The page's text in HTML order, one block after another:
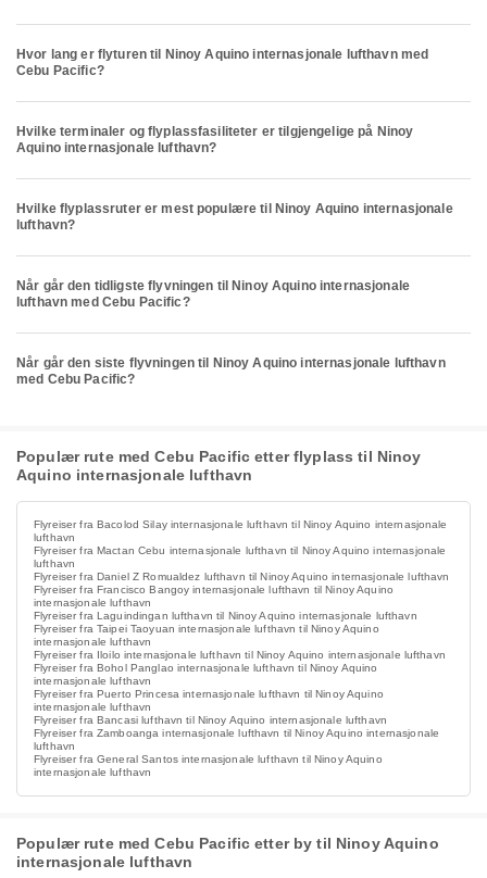
Hvor lang er flyturen til Ninoy Aquino internasjonale lufthavn med
Cebu Pacific?
Hvilke terminaler og flyplassfasiliteter er tilgjengelige på Ninoy
Aquino internasjonale lufthavn?
Hvilke flyplassruter er mest populære til Ninoy Aquino internasjonale
lufthavn?
Når går den tidligste flyvningen til Ninoy Aquino internasjonale
lufthavn med Cebu Pacific?
Når går den siste flyvningen til Ninoy Aquino internasjonale lufthavn
med Cebu Pacific?
Populær rute med Cebu Pacific etter flyplass til Ninoy
Aquino internasjonale lufthavn
Flyreiser fra Bacolod Silay internasjonale lufthavn til Ninoy Aquino internasjonale
lufthavn
Flyreiser fra Mactan Cebu internasjonale lufthavn til Ninoy Aquino internasjonale
lufthavn
Flyreiser fra Daniel Z Romualdez lufthavn til Ninoy Aquino internasjonale lufthavn
Flyreiser fra Francisco Bangoy internasjonale lufthavn til Ninoy Aquino
internasjonale lufthavn
Flyreiser fra Laguindingan lufthavn til Ninoy Aquino internasjonale lufthavn
Flyreiser fra Taipei Taoyuan internasjonale lufthavn til Ninoy Aquino
internasjonale lufthavn
Flyreiser fra Iloilo internasjonale lufthavn til Ninoy Aquino internasjonale lufthavn
Flyreiser fra Bohol Panglao internasjonale lufthavn til Ninoy Aquino
internasjonale lufthavn
Flyreiser fra Puerto Princesa internasjonale lufthavn til Ninoy Aquino
internasjonale lufthavn
Flyreiser fra Bancasi lufthavn til Ninoy Aquino internasjonale lufthavn
Flyreiser fra Zamboanga internasjonale lufthavn til Ninoy Aquino internasjonale
lufthavn
Flyreiser fra General Santos internasjonale lufthavn til Ninoy Aquino
internasjonale lufthavn
Populær rute med Cebu Pacific etter by til Ninoy Aquino
internasjonale lufthavn